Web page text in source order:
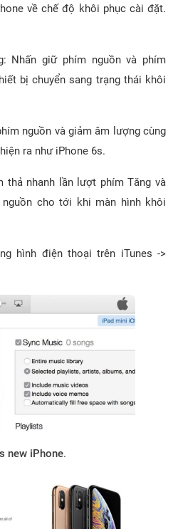
về chế độ khôi phục cài đặt.
Nhấn giữ phím nguồn và phím
bị chuyển sang trạng thái khôi
nguồn và giảm âm lượng cùng
ra như iPhone 6s.
thả nhanh lần lượt phím Tăng và
cho tới khi màn hình khôi
hình điện thoại trên iTunes ->
new iPhone.